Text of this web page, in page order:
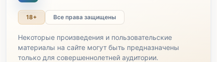
18+ Все права защищены
Некоторые произведения и пользовательские
материалы на сайте могут быть предназначены
только для совершеннолетней аудитории.